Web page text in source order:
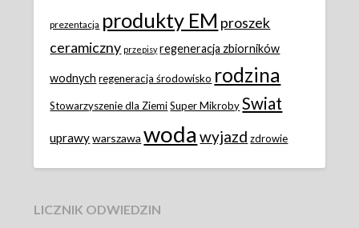
prezentacja produkty EM proszek
ceramiczny przepisy regeneracja zbiorników
wodnych regeneracja środowisko rodzina
Stowarzyszenie dla Ziemi Super Mikroby Swiat
uprawy warszawa woda wyjazd zdrowie
LICZNIK ODWIEDZIN